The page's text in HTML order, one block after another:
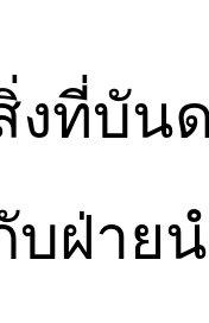
งที่บัน
ฝ่าย